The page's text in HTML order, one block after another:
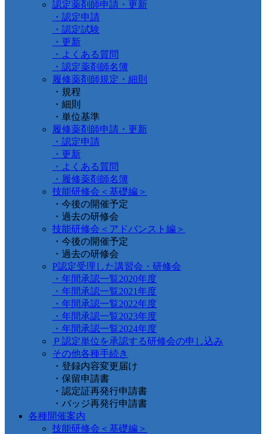
認定薬剤師申請・更新
・認定申請
・認定試験
・更新
・よくある質問
・認定薬剤師名簿
履修薬剤師規定・細則
・規程
・細則
・単位基準
履修薬剤師申請・更新
・認定申請
・更新
・よくある質問
・履修薬剤師名簿
技能研修会＜基礎編＞
・今後の開催予定
・過去の研修会
技能研修会＜アドバンスト編＞
・今後の開催予定
・過去の研修会
P認定受理した講習会・研修会
・年間承認一覧2020年度
・年間承認一覧2021年度
・年間承認一覧2022年度
・年間承認一覧2023年度
・年間承認一覧2024年度
Ｐ認定単位を承認する研修会の申し込み
その他各種手続き
・登録内容変更届け
・保留申請書
・認定証再発行申請書
・バッジ再発行申請書
各種開催案内
技能研修会＜基礎編＞